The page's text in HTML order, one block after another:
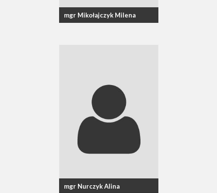
mgr Mikołajczyk Milena
mgr Nurczyk Alina